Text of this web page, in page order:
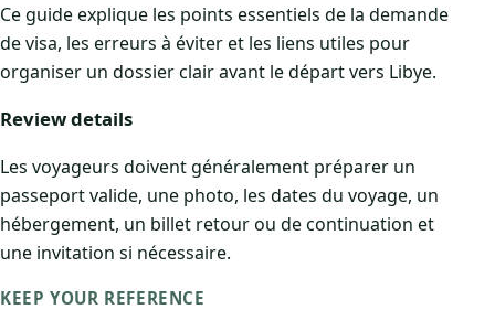
Ce guide explique les points essentiels de la demande
de visa, les erreurs à éviter et les liens utiles pour
organiser un dossier clair avant le départ vers Libye.
Review details
Les voyageurs doivent généralement préparer un
passeport valide, une photo, les dates du voyage, un
hébergement, un billet retour ou de continuation et
une invitation si nécessaire.
KEEP YOUR REFERENCE